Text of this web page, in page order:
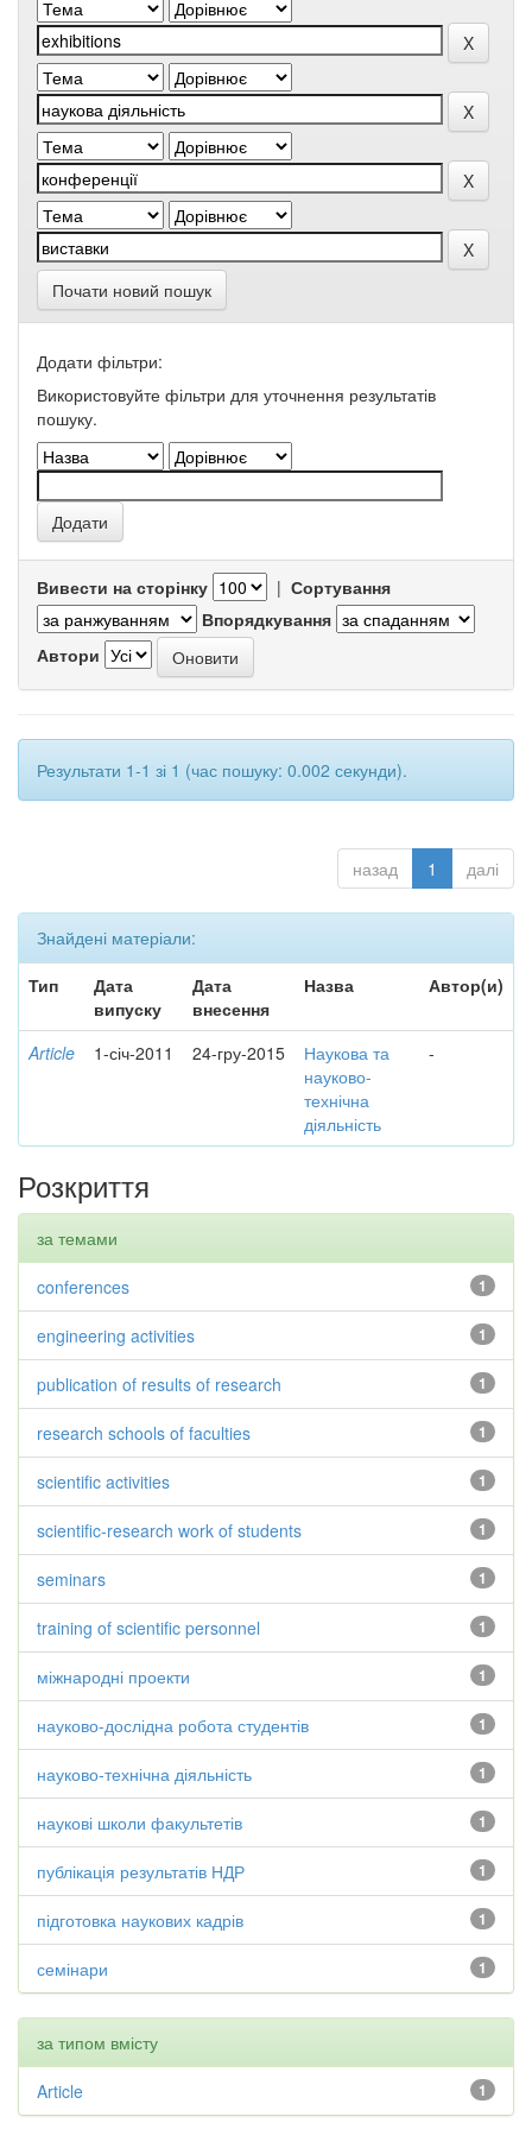
Почати новий пошук
Додати фільтри:
Використовуйте фільтри для уточнення результатів
пошуку.
Вивести на сторінку | Сортування
Впорядкування
Автори
Результати 1-1 зі 1 (час пошуку: 0.002 секунди).
назад 1 далі
Знайдені матеріали:
Тип
Дата
випуску
Дата
внесення
Назва Автор(и)
Article 1-січ-2011 24-гру-2015
Наукова та
науково-
технічна
діяльність
-
Розкриття
за темами
1
conferences
1
engineering activities
1
publication of results of research
1
research schools of faculties
1
scientific activities
1
scientific-research work of students
1
seminars
1
training of scientific personnel
1
міжнародні проекти
1
науково-дослідна робота студентів
1
науково-технічна діяльність
1
наукові школи факультетів
1
публікація результатів НДР
1
підготовка наукових кадрів
1
семінари
за типом вмісту
1
Article